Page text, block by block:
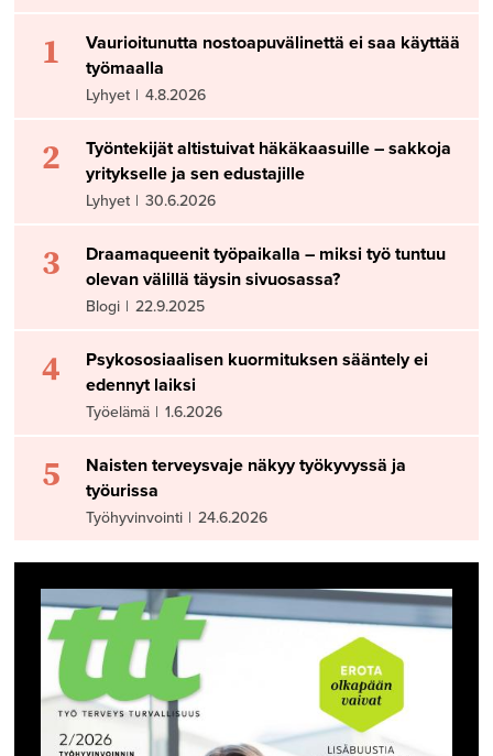
1
Vaurioitunutta nostoapuvälinettä ei saa käyttää
työmaalla
Lyhyet | 4.8.2026
2
Työntekijät altistuivat häkäkaasuille – sakkoja
yritykselle ja sen edustajille
Lyhyet | 30.6.2026
3
Draamaqueenit työpaikalla – miksi työ tuntuu
olevan välillä täysin sivuosassa?
Blogi | 22.9.2025
4
Psykososiaalisen kuormituksen sääntely ei
edennyt laiksi
Työelämä | 1.6.2026
5
Naisten terveysvaje näkyy työkyvyssä ja
työurissa
Työhyvinvointi | 24.6.2026